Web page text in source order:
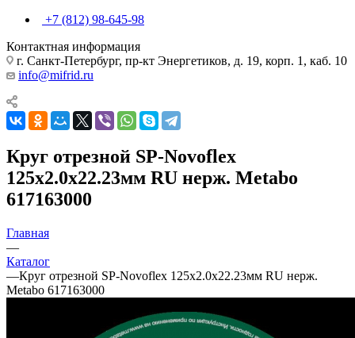
+7 (812) 98-645-98
Контактная информация
г. Санкт-Петербург, пр-кт Энергетиков, д. 19, корп. 1, каб. 10
info@mifrid.ru
Круг отрезной SP-Novoflex
125х2.0х22.23мм RU нерж. Metabo
617163000
Главная
—
Каталог
—Круг отрезной SP-Novoflex 125х2.0х22.23мм RU нерж.
Metabo 617163000